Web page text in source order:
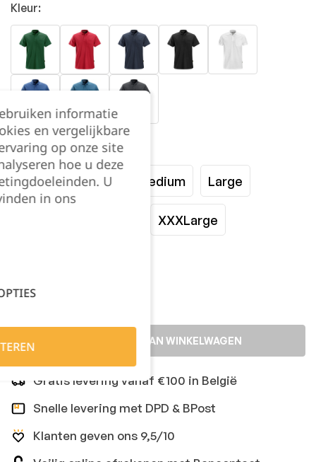
Kleur:
Maat:
XSmall Small Medium Large
XXXLarge
TOEVOEGEN AAN WINKELWAGEN
Gratis levering vanaf €100 in België
Snelle levering met DPD & BPost
Klanten geven ons 9,5/10
informatie
en vergelijkbare
op onze site
hoe u deze
U
in ons